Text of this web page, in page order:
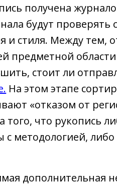
получена
будут проверять
и стиля. Между тем,
предметной
стоит ли
На этом этапе
«отказом от
того, что рукопись
методологией,
дополнительная